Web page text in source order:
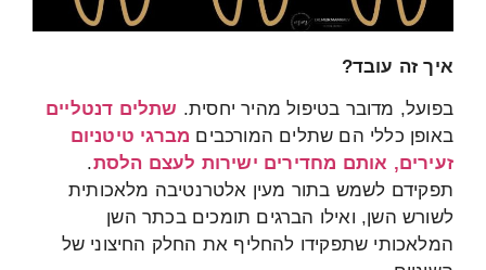
איך זה עובד?
בפועל, מדובר בטיפול מהיר יחסית. שתלים דנטליים
באופן כללי הם שתלים המורכבים מברגי טיטניום
זעירים, אותם מחדירים ישירות לעצם הלסת.
תפקידם לשמש בתור מעין אלטרנטיבה מלאכותית
לשורש השן, ואילו הברגים תומכים בכתר השן
המלאכותי שתפקידו להחליף את החלק החיצוני של